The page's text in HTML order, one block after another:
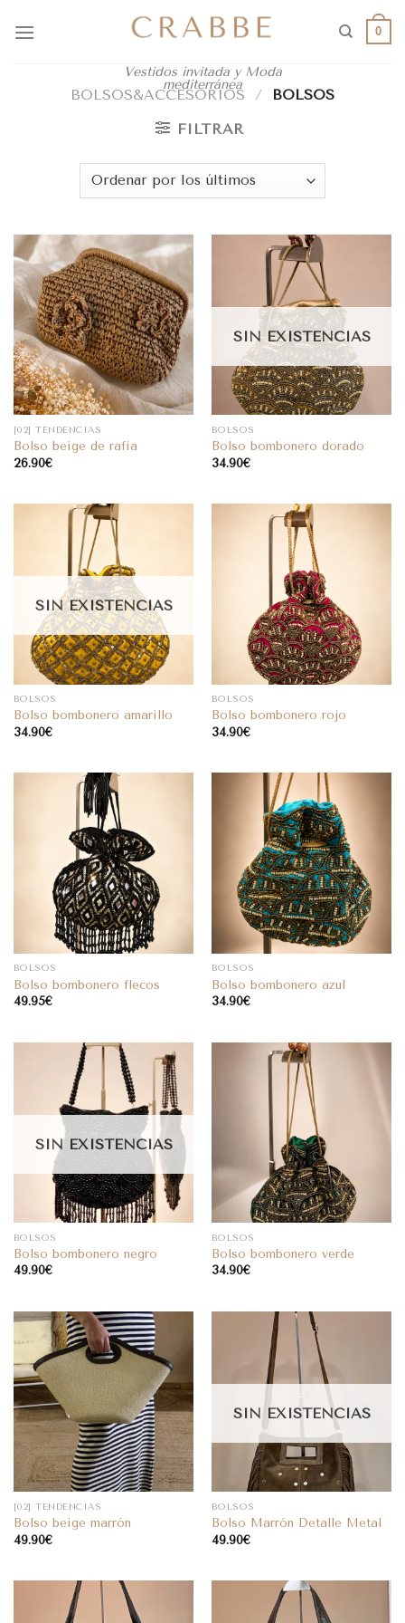
Vestidos invitada y Moda
mediterránea
0
BOLSOS&ACCESORIOS /
BOLSOS
FILTRAR
[02] TENDENCIAS
Bolso beige de rafia
26.90€
SIN EXISTENCIAS
BOLSOS
Bolso bombonero dorado
34.90€
SIN EXISTENCIAS
BOLSOS
Bolso bombonero amarillo
34.90€
BOLSOS
Bolso bombonero rojo
34.90€
BOLSOS
Bolso bombonero flecos
49.95€
BOLSOS
Bolso bombonero azul
34.90€
SIN EXISTENCIAS
BOLSOS
Bolso bombonero negro
49.90€
BOLSOS
Bolso bombonero verde
34.90€
[02] TENDENCIAS
Bolso beige marrón
49.90€
SIN EXISTENCIAS
BOLSOS
Bolso Marrón Detalle Metal
49.90€